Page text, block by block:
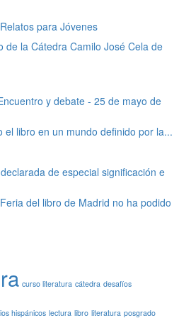
para Jóvenes
de la Cátedra Camilo José Cela de
y debate - 25 de mayo de
libro en un mundo definido por la...
de especial significación e
del libro de Madrid no ha podido
curso literatura cátedra desafíos
hispánicos lectura libro literatura posgrado